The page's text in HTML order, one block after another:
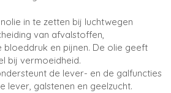
in te zetten bij luchtwegen
van afvalstoffen,
bloeddruk en pijnen. De olie geeft
bij vermoeidheid.
de lever- en de galfuncties
lever, galstenen en geelzucht.